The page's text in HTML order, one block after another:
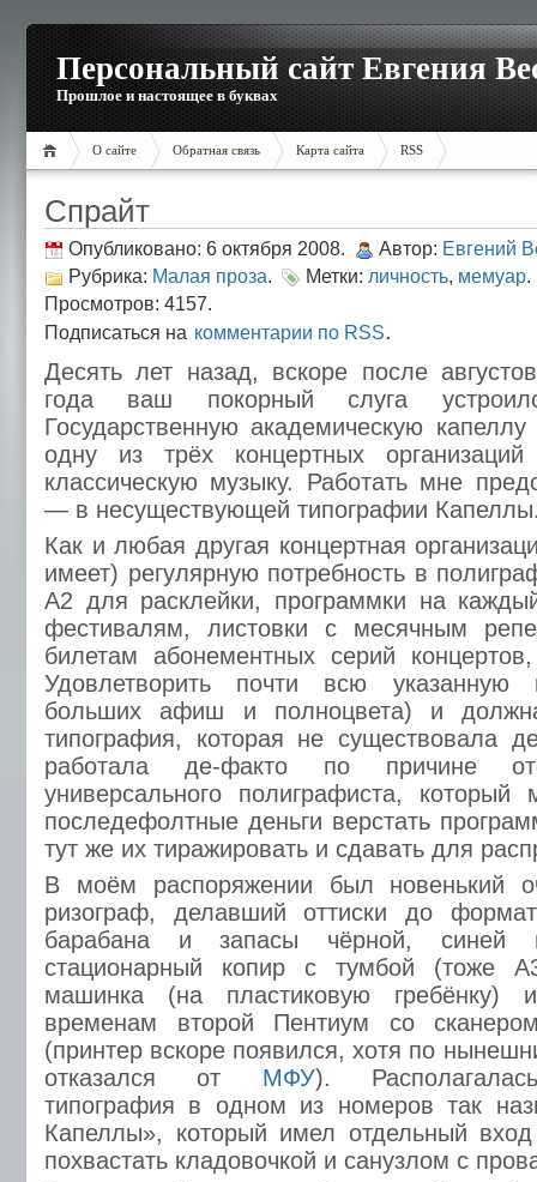
Персональный сайт Евгения
Прошлое и настоящее в буквах
О сайте Обратная связь Карта сайта RSS
Спрайт
Опубликовано: 6 октября 2008. Автор: Евгений
Рубрика: Малая проза. Метки: личность, мемуар.
Просмотров: 4157.
Подписаться на комментарии по RSS.
Десять лет назад, вскоре после
года ваш покорный слуга
Государственную академическую
одну из трёх концертных
классическую музыку. Работать мне
— в несуществующей типографии
Как и любая другая концертная
имеет) регулярную потребность в
А2 для расклейки, программки на
фестивалям, листовки с месячным
билетам абонементных серий
Удовлетворить почти всю указанную
больших афиш и полноцвета) и
типография, которая не существовала
работала де-факто по причине
универсального полиграфиста,
последефолтные деньги верстать
тут же их тиражировать и сдавать для
В моём распоряжении был новенький
ризограф, делавший оттиски до
барабана и запасы чёрной, синей
стационарный копир с тумбой (тоже
машинка (на пластиковую
временам второй Пентиум со
(принтер вскоре появился, хотя по
отказался от МФУ).
типография в одном из номеров так
Капеллы», который имел отдельный
похвастать кладовочкой и санузлом с